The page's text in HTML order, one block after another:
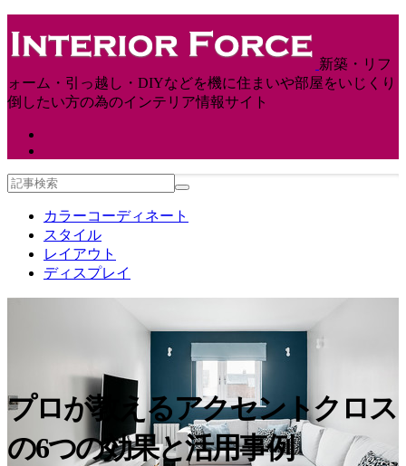
新築・リフ
ォーム・引っ越し・DIYなどを機に住まいや部屋をいじくり
倒したい方の為のインテリア情報サイト
カラーコーディネート
スタイル
レイアウト
ディスプレイ
プロが教えるアクセントクロス
の6つの効果と活用事例